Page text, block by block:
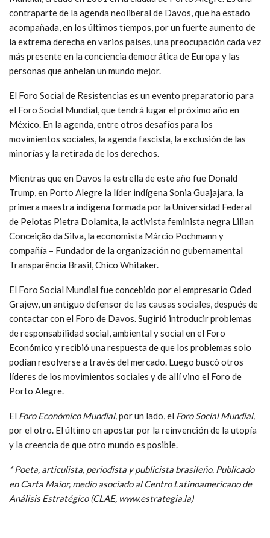
contraparte de la agenda neoliberal de Davos, que ha estado
acompañada, en los últimos tiempos, por un fuerte aumento de
la extrema derecha en varios países, una preocupación cada vez
más presente en la conciencia democrática de Europa y las
personas que anhelan un mundo mejor.
El Foro Social de Resistencias es un evento preparatorio para
el Foro Social Mundial, que tendrá lugar el próximo año en
México. En la agenda, entre otros desafíos para los
movimientos sociales, la agenda fascista, la exclusión de las
minorías y la retirada de los derechos.
Mientras que en Davos la estrella de este año fue Donald
Trump, en Porto Alegre la líder indígena Sonia Guajajara, la
primera maestra indígena formada por la Universidad Federal
de Pelotas Pietra Dolamita, la activista feminista negra Lilian
Conceição da Silva, la economista Márcio Pochmann y
compañía – Fundador de la organización no gubernamental
Transparência Brasil, Chico Whitaker.
El Foro Social Mundial fue concebido por el empresario Oded
Grajew, un antiguo defensor de las causas sociales, después de
contactar con el Foro de Davos. Sugirió introducir problemas
de responsabilidad social, ambiental y social en el Foro
Económico y recibió una respuesta de que los problemas solo
podían resolverse a través del mercado. Luego buscó otros
líderes de los movimientos sociales y de allí vino el Foro de
Porto Alegre.
El Foro Económico Mundial, por un lado, el Foro Social Mundial,
por el otro. El último en apostar por la reinvención de la utopía
y la creencia de que otro mundo es posible.
* Poeta, articulista, periodista y publicista brasileño. Publicado
en Carta Maior, medio asociado al Centro Latinoamericano de
Análisis Estratégico (CLAE, www.estrategia.la)